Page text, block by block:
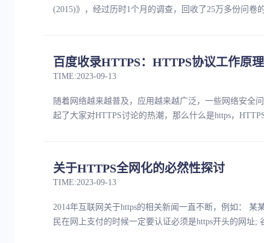
(2015)》，经过历时1个月的调查，回收了25万多份问
百度收录HTTPS：HTTPS协议工作原
TIME:2023-09-13
随着网络越来越普及，应用越来越广泛，一些网络安全
起了大家对HTTPS讨论的热潮，那么什么是https，
关于HTTPS全网化的必然性探讨
TIME:2023-09-13
2014年互联网关于https的相关新闻一直不断，例如： 某
民在网上支付的时候一定要认证必须是https开头的网址;